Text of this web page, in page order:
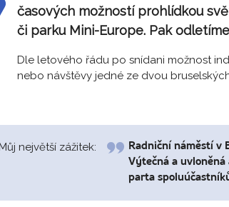
časových možností prohlídkou
či parku Mini-Europe. Pak
Dle letového řádu po snídani možnost
nebo návštěvy jedné ze dvou
největší zážitek:
Radniční náměstí v
Výtečná a
parta